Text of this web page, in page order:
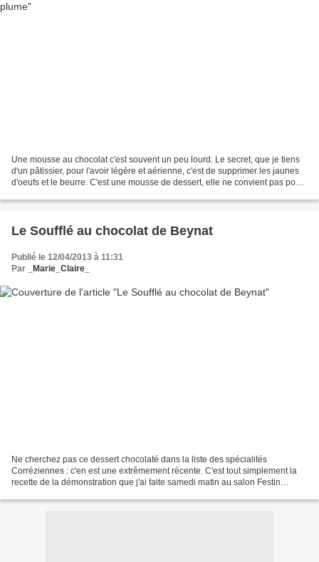
Une mousse au chocolat c'est souvent un peu lourd. Le secret, que je tiens
d'un pâtissier, pour l'avoir légère et aérienne, c'est de supprimer les jaunes
d'oeufs et le beurre. C'est une mousse de dessert, elle ne convient pas pour
Le Soufflé au chocolat de Beynat
Publié le 12/04/2013 à 11:31
Par
_Marie_Claire_
Ne cherchez pas ce dessert chocolaté dans la liste des spécialités
Corréziennes : c'en est une extrêmement récente. C'est tout simplement la
recette de la démonstration que j'ai faite samedi matin au salon Festin